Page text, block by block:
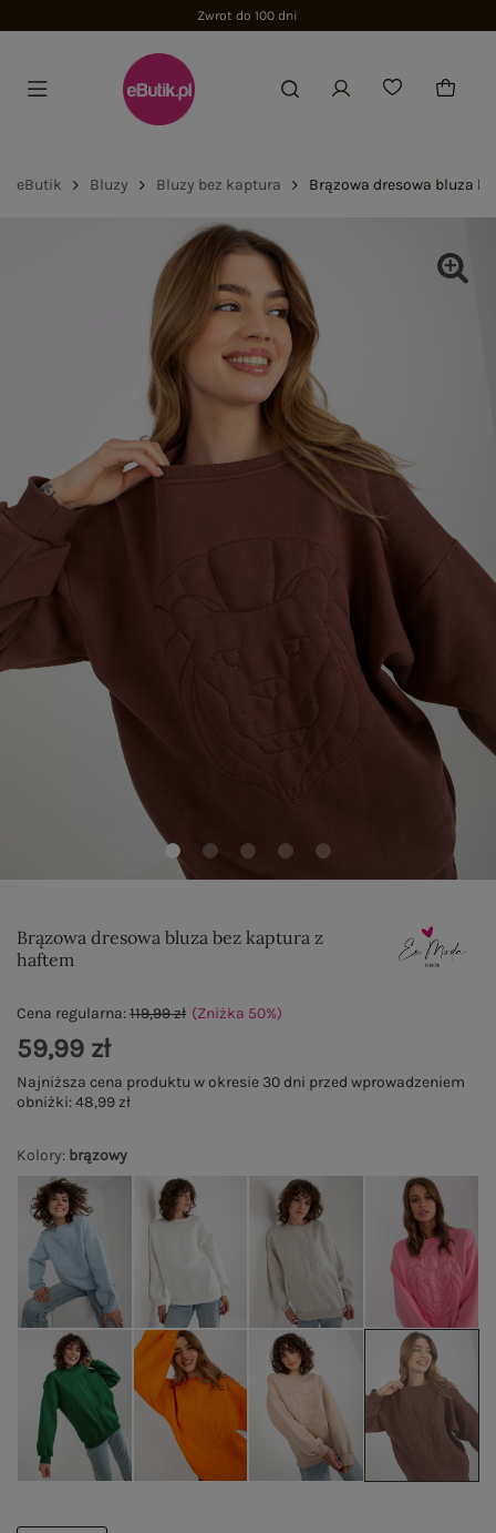
Zwrot do 100 dni
eButik Bluzy Bluzy bez kaptura Brązowa dresowa bluza
Brązowa dresowa bluza bez kaptura z
haftem
Kolory: brązowy
Cena regularna:119,99 zł (Zniżka 50%)
59,99 zł
Najniższa cena produktu w okresie 30 dni przed wprowadzeniem
obniżki:48,99 zł